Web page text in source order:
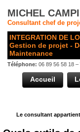
MICHEL
Consultant chef de
INTEGRATION DE
Gestion de projet -
Maintenance
Téléphone: 06 89 56 58 18 –
Accueil
Le consultant